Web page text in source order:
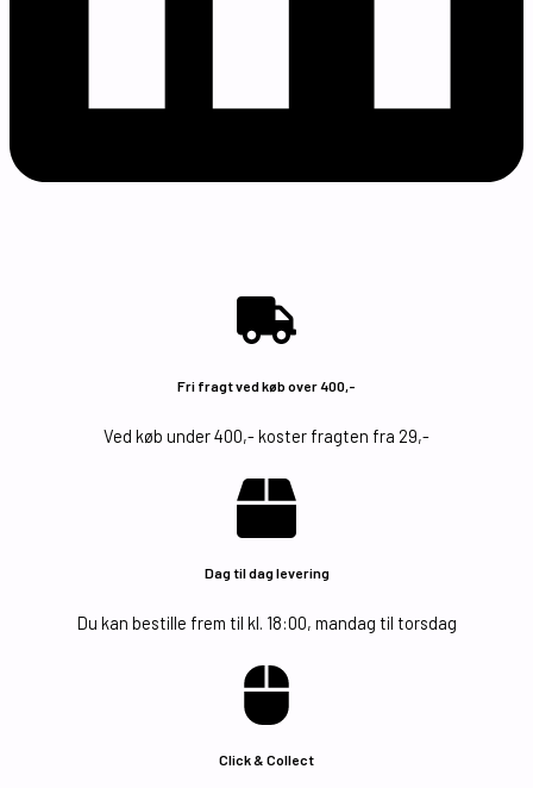
Fri fragt ved køb over 400,-
Ved køb under 400,- koster fragten fra 29,-
Dag til dag levering
Du kan bestille frem til kl. 18:00, mandag til torsdag
Click & Collect